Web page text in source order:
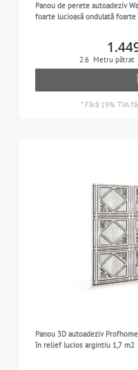
Panou de perete autoadeziv
foarte lucioasă ondulată foarte
2.6 Metru pătrat
* Fără 19% TVA
Panou 3D autoadeziv
în relief lucios argintiu 1,7 m2